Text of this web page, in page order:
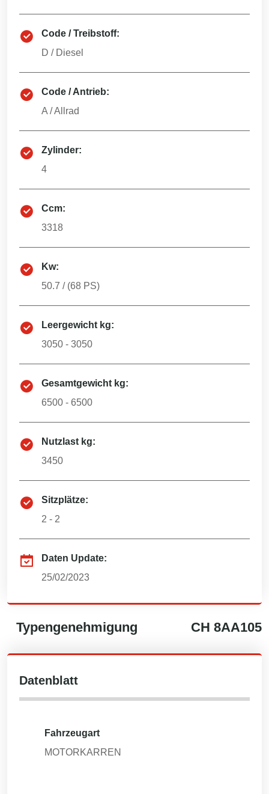
Code / Treibstoff:
D / Diesel
Code / Antrieb:
A /Allrad
Zylinder:
4
Ccm:
3318
Kw:
50.7 / (68 PS)
Leergewicht kg:
3050 - 3050
Gesamtgewicht kg:
6500 - 6500
Nutzlast kg:
3450
Sitzplätze:
2 - 2
Daten Update:
25/02/2023
Typengenehmigung CH 8AA105
Datenblatt
Fahrzeugart
MOTORKARREN